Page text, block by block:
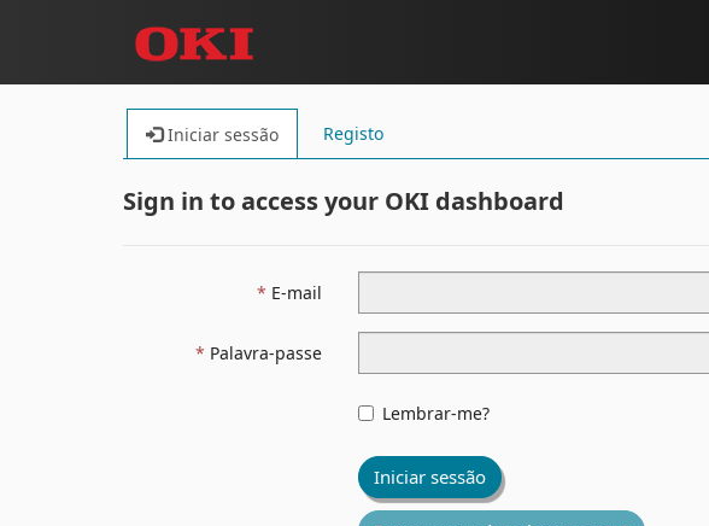
Iniciar sessão Registo
Sign in to access your OKI dashboard
E-mail
Palavra-passe
Lembrar-me?
Iniciar sessão